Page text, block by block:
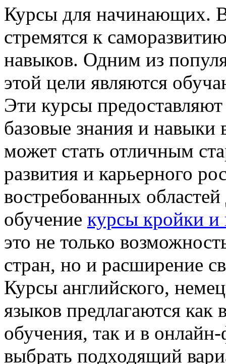
Курсы для нaчинaющиx.
стремятся к
навыков. Одним из
этой цели являются
Эти курсы
базовые знания и навыки
может стать отличным
развития и карьерного
востребованных
обучение курсы кройки и
это не только
стран, но и расширение
Курсы английского,
языков предлагаются как
обучения, так и в
выбрать подходящий